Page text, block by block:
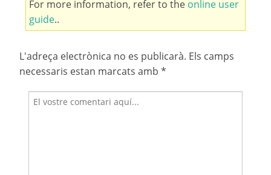
For more information, refer to the online user
guide..
L'adreça electrònica no es publicarà. Els camps
necessaris estan marcats amb *